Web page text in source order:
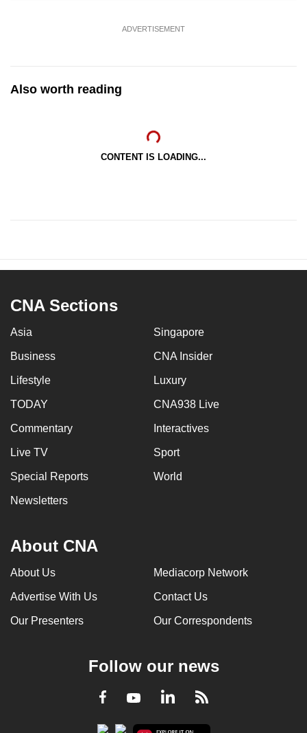
ADVERTISEMENT
Also worth reading
CONTENT IS LOADING...
CNA Sections
Asia Singapore
Business CNA Insider
Lifestyle Luxury
TODAY CNA938 Live
Commentary Interactives
Live TV Sport
Special Reports World
Newsletters
About CNA
About Us Mediacorp Network
Advertise With Us Contact Us
Our Presenters Our Correspondents
Follow our news
Facebook
YoutubeLinkedInRSS